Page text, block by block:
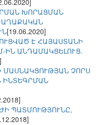
ԽՈՐԱՑՄԱՆ
[19.06.2020]
Է ՀԱՅԱՍՏԱՆԻ
ԻՆ ԱՆԴԱՄԱԿՑԵԼՈՒՑ.
ՄԱՍՆԱԿՑՈՒԹՅԱՆ ՉՈՐՍ
ԻՆՏԵԳՐՄԱՆ
ՊԱՏՄՈՒԹՅՈՒՆԸ,